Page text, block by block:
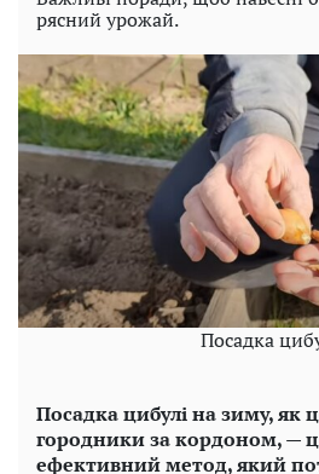
рясний урожай.
Посадка
Посадка цибулі на зиму, як
городники за кордоном, —
ефективний метод, який